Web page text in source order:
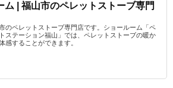
ム | 福山市のペレットストーブ専門
のペレットストーブ専門店です。ショールーム「ペ
ステーション福山」では、ペレットストーブの暖か
感することができます。